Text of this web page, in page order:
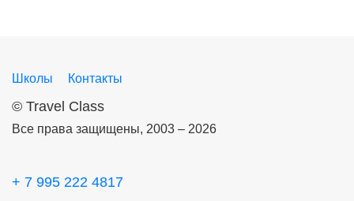
Школы Контакты
© Travel Class
Все права защищены, 2003 – 2026
+ 7 995 222 4817